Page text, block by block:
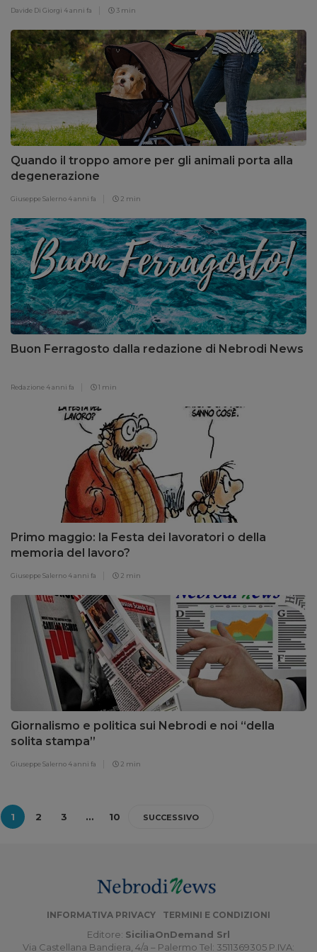
Davide Di Giorgi 4 anni fa 3 min
Quando il troppo amore per gli animali porta alla
degenerazione
Giuseppe Salerno 4 anni fa 2 min
Buon Ferragosto dalla redazione di Nebrodi News
Redazione 4 anni fa 1 min
Primo maggio: la Festa dei lavoratori o della
memoria del lavoro?
Giuseppe Salerno 4 anni fa 2 min
Giornalismo e politica sui Nebrodi e noi “della
solita stampa”
Giuseppe Salerno 4 anni fa 2 min
1 2 3 … 10 SUCCESSIVO
INFORMATIVA PRIVACY TERMINI E CONDIZIONI
Editore: SiciliaOnDemand Srl
Via Castellana Bandiera, 4/a – Palermo Tel: 3511369305 P.IVA: